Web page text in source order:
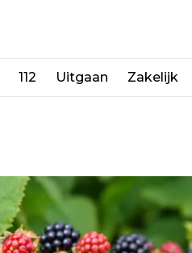
112 Uitgaan Zakelijk